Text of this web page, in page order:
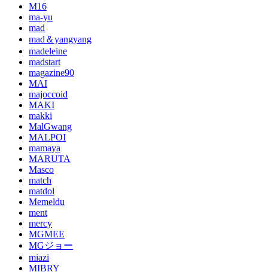
M16
ma-yu
mad
mad＆yangyang
madeleine
madstart
magazine90
MAI
majoccoid
MAKI
makki
MalGwang
MALPOI
mamaya
MARUTA
Masco
match
matdol
Memeldu
ment
mercy
MGMEE
MGジョー
miazi
MIBRY